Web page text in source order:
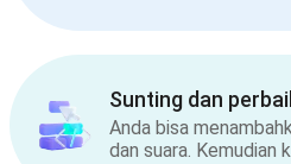
Sunting dan
Anda bisa
dan suara. Kemudian